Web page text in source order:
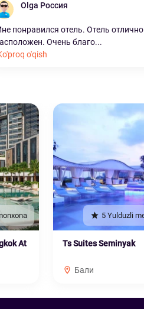
Olga Россия
понравился отель. Отель отлично
Очень благо...
o'qish
At
5 Yulduzli
Ts Suites Seminyak
Бали